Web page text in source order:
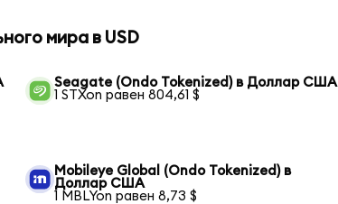
мира в USD
Seagate (Ondo Tokenized) в Доллар США
1 STXon равен 804,61 $
Mobileye Global (Ondo Tokenized) в
Доллар США
1 MBLYon равен 8,73 $